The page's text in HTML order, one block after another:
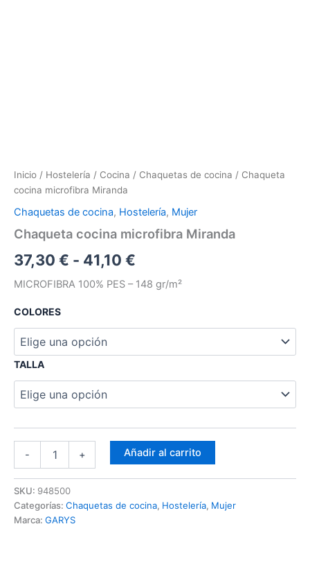
Inicio / Hostelería / Cocina / Chaquetas de cocina / Chaqueta
cocina microfibra Miranda
Chaquetas de cocina, Hostelería, Mujer
Chaqueta cocina microfibra Miranda
37,30 € - 41,10 €
MICROFIBRA 100% PES – 148 gr/m²
COLORES
TALLA
- + Añadir al carrito
SKU: 948500
Categorías: Chaquetas de cocina, Hostelería, Mujer
Marca: GARYS